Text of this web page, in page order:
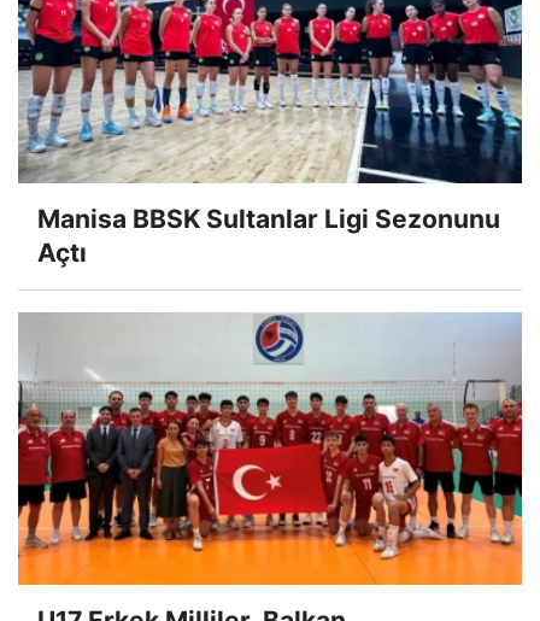
Manisa BBSK Sultanlar Ligi Sezonunu
Açtı